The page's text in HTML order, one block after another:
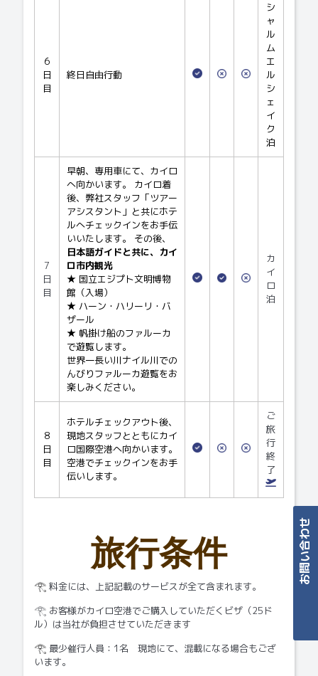
6
日
目
終日自由行動
シ
ャ
ル
ム
エ
ル
シ
ェ
イ
ク
泊
7
日
目
早朝、専用車にて、カイロ
へ向かいます。 カイロ着
後、弊社スタッフ「ツアー
アシスタント」と共にホテ
ルへチェックインをお手伝
いいたします。 その後、
日本語ガイドと共に、カイ
ロ市内観光
★ 国立エジプト文明博物
館（入場）
★ ハーン・ハリーリ・バ
ザール
★ 帆掛け船のファルーカ
で遊覧します。
世界一長い川ナイル川での
んびりファルーカ遊覧をお
楽しみください。
カ
イ
ロ
泊
8
日
目
ホテルチェックアウト後、
現地スタッフとともにカイ
ロ国際空港へ向かいます。
空港でチェックインをお手
伝いします。
ご
旅
行
終
了
旅行条件
𓂀 料金には、上記記載のサービスが全て含まれます。
𓂀 お客様がカイロ空港でご購入していただくビザ（25ド
ル）は当社が負担させていただきます
𓂀 最少催行人員：1名 現地にて、混載になる場合もござ
います。